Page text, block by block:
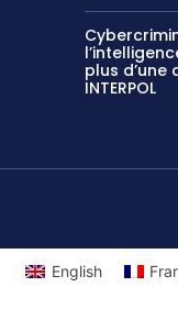
plus d’une
INTERPOL
English